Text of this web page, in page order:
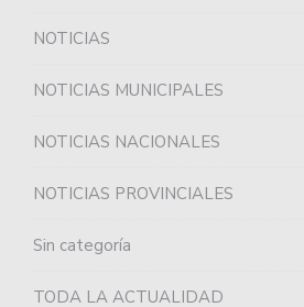
NOTICIAS
NOTICIAS MUNICIPALES
NOTICIAS NACIONALES
NOTICIAS PROVINCIALES
Sin categoría
TODA LA ACTUALIDAD